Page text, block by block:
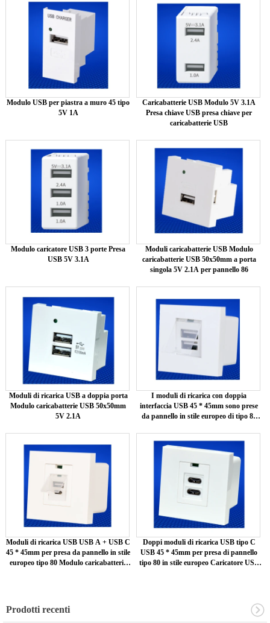
Modulo USB per piastra a muro 45 tipo
5V 1A
Caricabatterie USB Modulo 5V 3.1A
Presa chiave USB presa chiave per
caricabatterie USB
Modulo caricatore USB 3 porte Presa
USB 5V 3.1A
Moduli caricabatterie USB Modulo
caricabatterie USB 50x50mm a porta
singola 5V 2.1A per pannello 86
Moduli di ricarica USB a doppia porta
Modulo caricabatterie USB 50x50mm
5V 2.1A
I moduli di ricarica con doppia
interfaccia USB 45 * 45mm sono prese
da pannello in stile europeo di tipo 80
Moduli di ricarica USB USB A + USB C
45 * 45mm per presa da pannello in stile
europeo tipo 80 Modulo caricabatterie
Doppi moduli di ricarica USB tipo C
USB 45 * 45mm per presa di pannello
tipo 80 in stile europeo Caricatore USB
Prodotti recenti